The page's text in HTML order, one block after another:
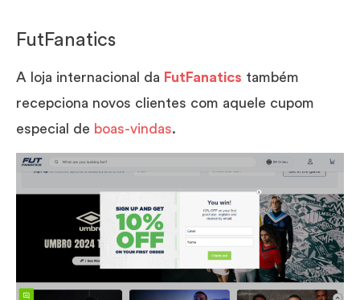
FutFanatics
A loja internacional da FutFanatics também
recepciona novos clientes com aquele cupom
especial de boas-vindas.